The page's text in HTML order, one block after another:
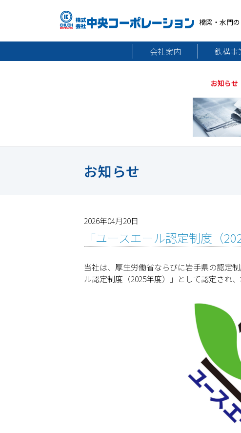
橋梁・水門
会社案内
鉄構事
お知らせ
お知らせ
2026年04月20日
「ユースエール認定制度（
当社は、厚生労働省ならびに岩手県の認定
ル認定制度（2025年度）」として認定され